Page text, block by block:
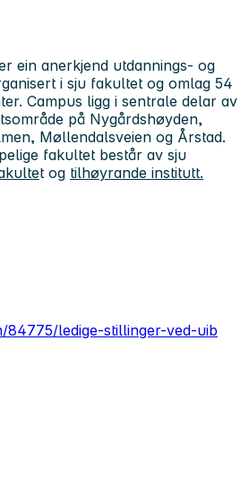
ein anerkjend utdannings- og
i sju fakultet og omlag 54
Campus ligg i sentrale delar av
på Nygårdshøyden,
Møllendalsveien og Årstad.
fakultet består av sju
t og tilhøyrande institutt.
84775/ledige-stillinger-ved-uib